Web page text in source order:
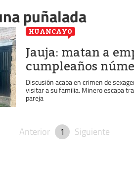
puñalada
HUANCAYO
Jauja: matan a
cumpleaños
Discusión acaba en crimen de
visitar a su familia. Minero escapa
pareja
Anterior 1 Siguiente